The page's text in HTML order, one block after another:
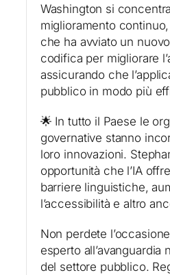
Washington si
miglioramento
che ha avviato un
codifica per migliorare
assicurando che
pubblico in modo più
🌟 In tutto il Paese le
governative stanno
loro innovazioni.
opportunità che l’IA
barriere linguistiche,
l’accessibilità e altro
Non perdete
esperto all’avanguardia
del settore pubblico.